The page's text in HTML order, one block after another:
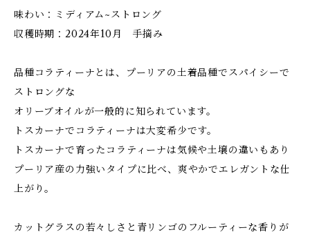
味わい：ミディアム~ストロング
収穫時期：2024年10月 手摘み
品種コラティーナとは、プーリアの土着品種でスパイシーで
ストロングな
オリーブオイルが一般的に知られています。
トスカーナでコラティーナは大変希少です。
トスカーナで育ったコラティーナは気候や土壌の違いもあり
プーリア産の力強いタイプに比べ、爽やかでエレガントな仕
上がり。
カットグラスの若々しさと青リンゴのフルーティーな香りが